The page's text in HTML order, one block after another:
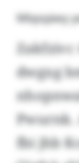
Mbpqäwy
dwgxg
Pwurnk.
fbi jhb